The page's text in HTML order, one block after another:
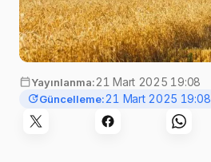
Yayınlanma:21 Mart 2025 19:08
Güncelleme:21 Mart 2025 19:08